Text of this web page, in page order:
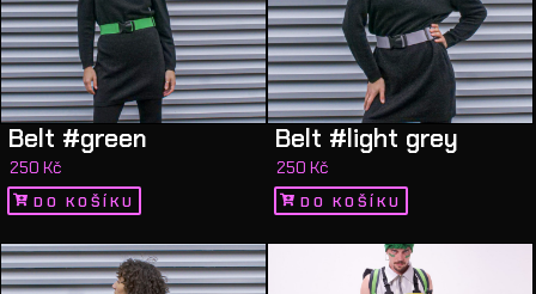
Belt #green
250 Kč
DO KOŠÍKU
Belt #light grey
250 Kč
DO KOŠÍKU